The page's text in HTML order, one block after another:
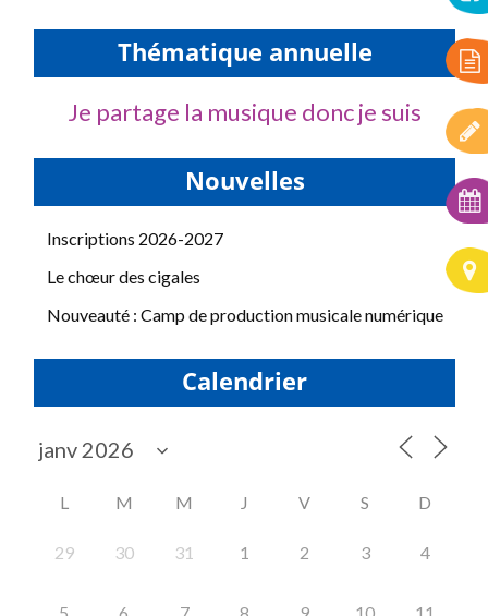
Thématique annuelle
Je partage la musique donc je suis
Nouvelles
Inscriptions 2026-2027
Le chœur des cigales
Nouveauté : Camp de production musicale numérique
Calendrier
L M M J V S D
29 30 31 1 2 3 4